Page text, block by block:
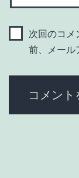
次回のコメ
前、メール